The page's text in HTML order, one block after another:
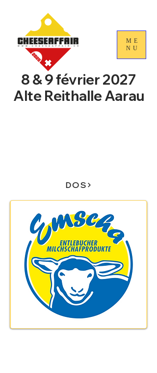
ME
NU
8 & 9 février 2027
Alte Reithalle Aarau
DOS